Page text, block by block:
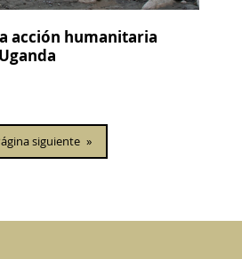
acción humanitaria
siguiente »